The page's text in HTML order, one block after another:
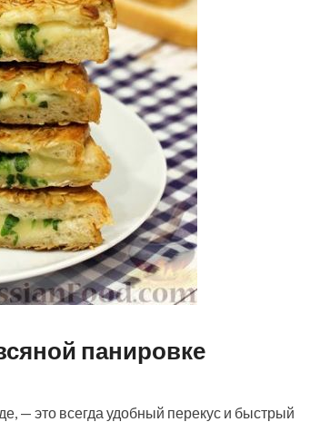
панировке
— это всегда удобный перекус и быстрый